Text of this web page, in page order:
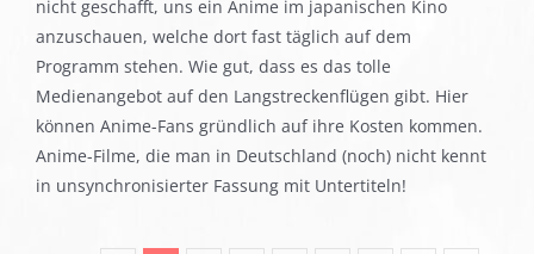
nicht geschafft, uns ein Anime im japanischen Kino
anzuschauen, welche dort fast täglich auf dem
Programm stehen. Wie gut, dass es das tolle
Medienangebot auf den Langstreckenflügen gibt. Hier
können Anime-Fans gründlich auf ihre Kosten kommen.
Anime-Filme, die man in Deutschland (noch) nicht kennt
in unsynchronisierter Fassung mit Untertiteln!